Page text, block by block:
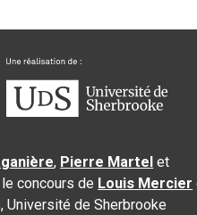
, Pierre Martel et
le concours de Louis Mercier
Université de Sherbrooke